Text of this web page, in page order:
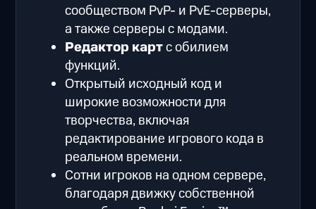
сообществом PvP- и PvE-серверы,
а также серверы с модами.
Редактор картс обилием
функций.
Открытый исходный код и
широкие возможности для
творчества, включая
редактирование игрового кода в
реальном времени.
Сотни игроков на одном сервере,
благодаря движку собственной